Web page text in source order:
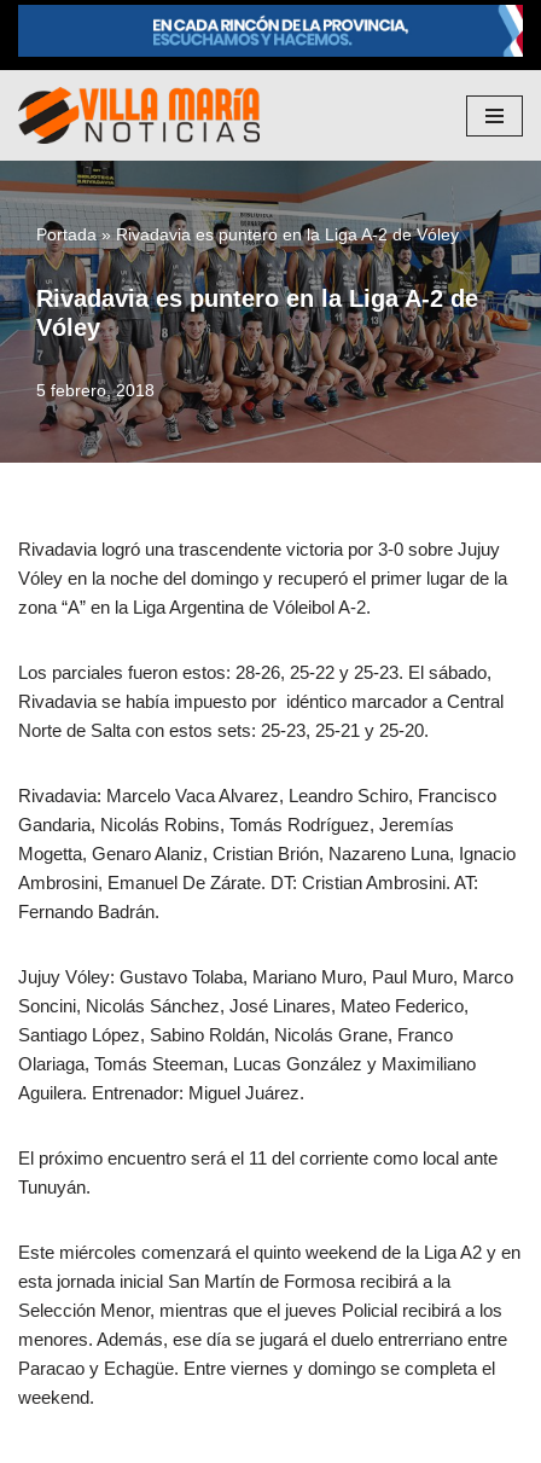
al
contenido
Portada»Rivadavia es puntero en la Liga A-2 de Vóley
Rivadavia es puntero en la Liga A-2 de
Vóley
5 febrero, 2018
Rivadavia logró una trascendente victoria por 3-0 sobre Jujuy
Vóley en la noche del domingo y recuperó el primer lugar de la
zona “A” en la Liga Argentina de Vóleibol A-2.
Los parciales fueron estos: 28-26, 25-22 y 25-23. El sábado,
Rivadavia se había impuesto por idéntico marcador a Central
Norte de Salta con estos sets: 25-23, 25-21 y 25-20.
Rivadavia: Marcelo Vaca Alvarez, Leandro Schiro, Francisco
Gandaria, Nicolás Robins, Tomás Rodríguez, Jeremías
Mogetta, Genaro Alaniz, Cristian Brión, Nazareno Luna, Ignacio
Ambrosini, Emanuel De Zárate. DT: Cristian Ambrosini. AT:
Fernando Badrán.
Jujuy Vóley: Gustavo Tolaba, Mariano Muro, Paul Muro, Marco
Soncini, Nicolás Sánchez, José Linares, Mateo Federico,
Santiago López, Sabino Roldán, Nicolás Grane, Franco
Olariaga, Tomás Steeman, Lucas González y Maximiliano
Aguilera. Entrenador: Miguel Juárez.
El próximo encuentro será el 11 del corriente como local ante
Tunuyán.
Este miércoles comenzará el quinto weekend de la Liga A2 y en
esta jornada inicial San Martín de Formosa recibirá a la
Selección Menor, mientras que el jueves Policial recibirá a los
menores. Además, ese día se jugará el duelo entrerriano entre
Paracao y Echagüe. Entre viernes y domingo se completa el
weekend.